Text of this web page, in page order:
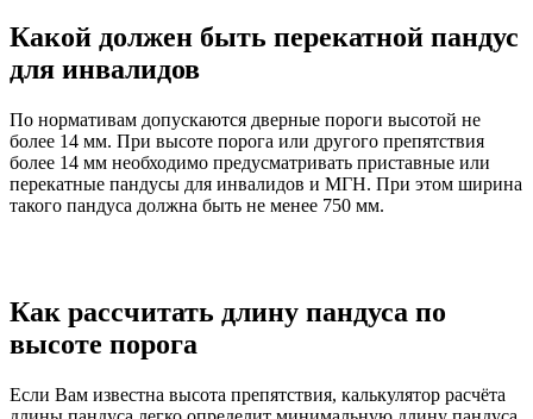
Какой должен быть перекатной пандус
для инвалидов
По нормативам допускаются дверные пороги высотой не
более 14 мм. При высоте порога или другого препятствия
более 14 мм необходимо предусматривать приставные или
перекатные пандусы для инвалидов и МГН. При этом ширина
такого пандуса должна быть не менее 750 мм.
Как рассчитать длину пандуса по
высоте порога
Если Вам известна высота препятствия, калькулятор расчёта